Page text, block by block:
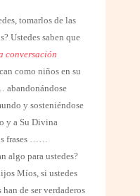
tomarlos de las
Ustedes saben que
conversación
como niños en su
y sosteniéndose
y a Su Divina
frases ……
algo para ustedes?
Míos, si ustedes
de ser verdaderos